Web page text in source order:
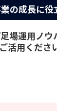
の成長に役
場運用ノ
活用くださ